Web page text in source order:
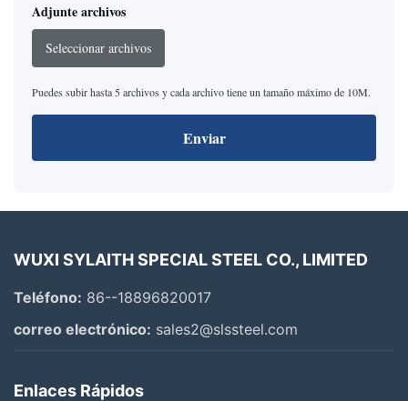
Adjunte archivos
Seleccionar archivos
Puedes subir hasta 5 archivos y cada archivo tiene un tamaño máximo de 10M.
Enviar
WUXI SYLAITH SPECIAL STEEL CO., LIMITED
Teléfono: 86--18896820017
correo electrónico: sales2@slssteel.com
Enlaces Rápidos